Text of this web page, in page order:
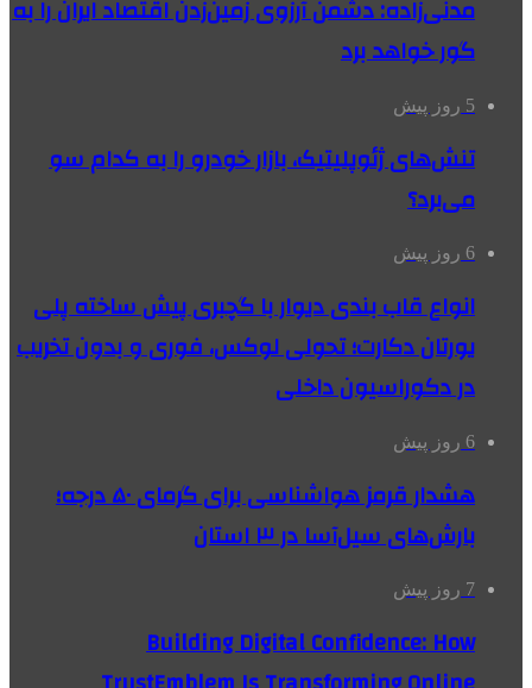
مدنی‌زاده: دشمن آرزوی زمین‌زدن اقتصاد ایران را به
گور خواهد برد
5 روز پیش
تنش‌های ژئوپلیتیک، بازار خودرو را به کدام سو
می‌برد؟
6 روز پیش
انواع قاب بندی دیوار با گچبری پیش ساخته پلی
یورتان دکارت؛ تحولی لوکس، فوری و بدون تخریب
در دکوراسیون داخلی
6 روز پیش
هشدار قرمز هواشناسی برای گرمای ۵۰ درجه؛
بارش‌های سیل‌آسا در ۳ استان
7 روز پیش
Building Digital Confidence: How